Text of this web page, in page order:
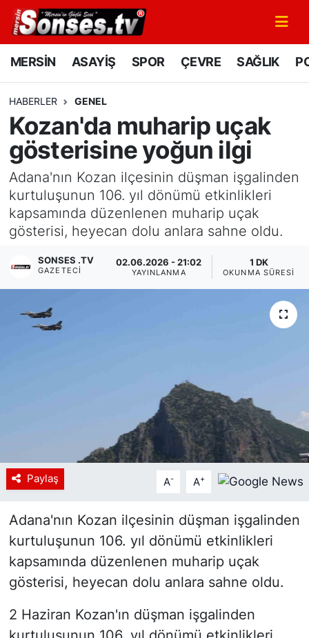
MERSİN ASAYİŞ SPOR ÇEVRE SAĞLIK
HABERLER GENEL
Kozan'da muharip uçak
gösterisine yoğun ilgi
Adana'nın Kozan ilçesinin düşman işgalinden
kurtuluşunun 106. yıl dönümü etkinlikleri
kapsamında düzenlenen muharip uçak
gösterisi, heyecan dolu anlara sahne oldu.
SONSES .TV
GAZETECI
02.06.2026 - 21:02
YAYINLANMA
1 DK
OKUNMA SÜRESI
Paylaş A- A+
Adana'nın Kozan ilçesinin düşman işgalinden
kurtuluşunun 106. yıl dönümü etkinlikleri
kapsamında düzenlenen muharip uçak
gösterisi, heyecan dolu anlara sahne oldu.
2 Haziran Kozan'ın düşman işgalinden
MERSİN
SPOR
GÜNÜN MANŞETİ
DÜNYA
KÜLTÜR - SANAT
MAGAZİN
Siyaset
Mersin Nöbetçi Eczaneler
Mersin Namaz Vakitleri
Mersin Trafik Yoğunluk Haritası
Süper Lig Puan Durumu ve Fikstür
Tüm Manşetler
Son Dakika Haberleri